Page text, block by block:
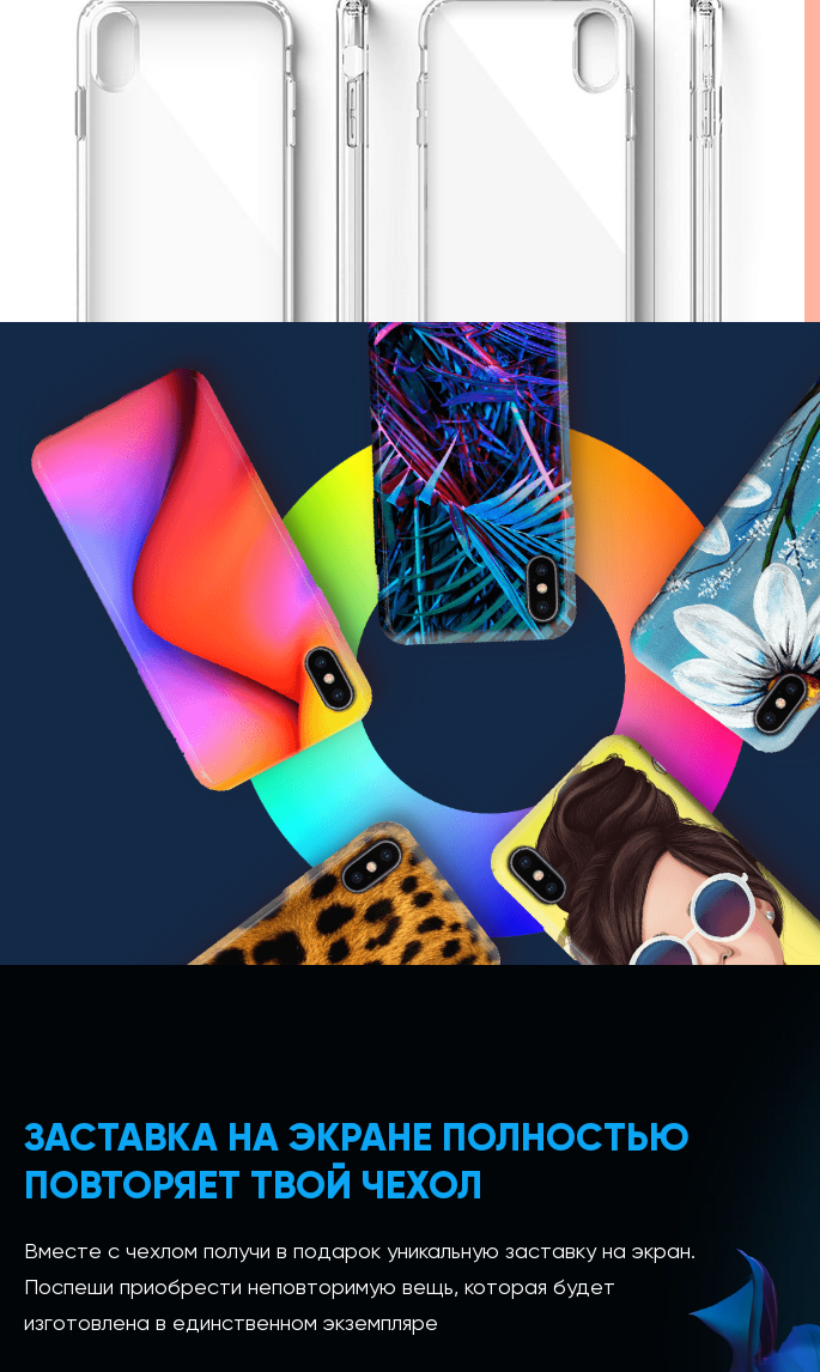
ЗАСТАВКА НА ЭКРАНЕ ПОЛНОСТЬЮ
ПОВТОРЯЕТ ТВОЙ ЧЕХОЛ
Вместе с чехлом получи в подарок уникальную заставку на экран.
Поспеши приобрести неповторимую вещь, которая будет
изготовлена в единственном экземпляре